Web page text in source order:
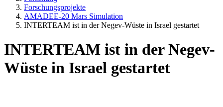
Forschungsprojekte
AMADEE-20 Mars Simulation
INTERTEAM ist in der Negev-Wüste in Israel gestartet
INTERTEAM ist in der Negev-
Wüste in Israel gestartet